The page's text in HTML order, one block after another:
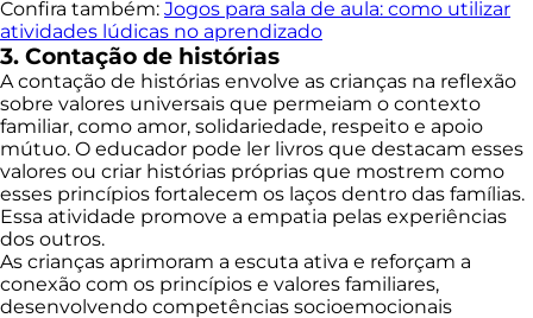
Confira também: Jogos para sala de aula: como utilizar
atividades lúdicas no aprendizado
3. Contação de histórias
A contação de histórias envolve as crianças na reflexão
sobre valores universais que permeiam o contexto
familiar, como amor, solidariedade, respeito e apoio
mútuo. O educador pode ler livros que destacam esses
valores ou criar histórias próprias que mostrem como
esses princípios fortalecem os laços dentro das famílias.
Essa atividade promove a empatia pelas experiências
dos outros.
As crianças aprimoram a escuta ativa e reforçam a
conexão com os princípios e valores familiares,
desenvolvendo competências socioemocionais